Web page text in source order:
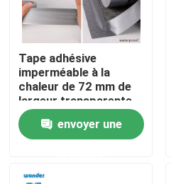
Visite de l'usine
Contrôle de qualité
Contactez-nous
Tape adhésive
imperméable à la
chaleur de 72 mm de
largeur transparente
envoyer une